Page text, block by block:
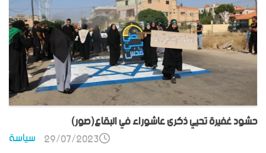
حشود غفيرة تحيي ذكرى عاشوراء في البقاع(صور)
سياسة 29/07/2023